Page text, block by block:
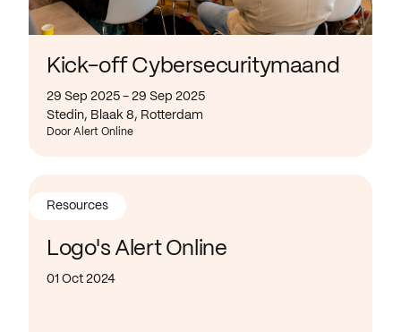
Kick-off Cybersecuritymaand
29 Sep 2025 - 29 Sep 2025
Stedin, Blaak 8, Rotterdam
Door Alert Online
Logo's Alert Online
01 Oct 2024
Resources